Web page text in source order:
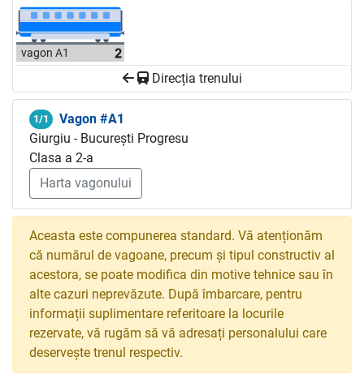
vagon A1
Direcția trenului
1/1
Vagon #A1
Giurgiu - București Progresu
Clasa a 2-a
Harta vagonului
Aceasta este compunerea standard. Vă atenționăm
că numărul de vagoane, precum și tipul constructiv al
acestora, se poate modifica din motive tehnice sau în
alte cazuri neprevăzute. După îmbarcare, pentru
informații suplimentare referitoare la locurile
rezervate, vă rugăm să vă adresați personalului care
deservește trenul respectiv.